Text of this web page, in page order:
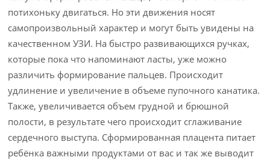
потихоньку двигаться. Но эти движения носят
самопроизвольный характер и могут быть увидены на
качественном УЗИ. На быстро развивающихся ручках,
которые пока что напоминают ласты, уже можно
различить формирование пальцев. Происходит
удлинение и увеличение в объеме пупочного канатика.
Также, увеличивается объем грудной и брюшной
полости, в результате чего происходит сглаживание
сердечного выступа. Сформированная плацента питает
ребёнка важными продуктами от вас и так же выводит